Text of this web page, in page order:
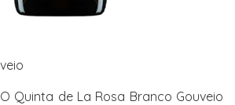
O Quinta de La Rosa Branco Gouveio